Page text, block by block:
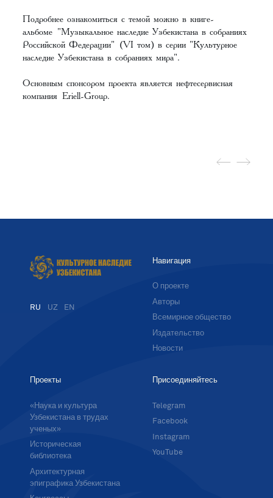
Подробнее ознакомиться с темой можно в книге-
альбоме "Музыкальное наследие Узбекистана в собраниях
Российской Федерации" (VI том) в серии "Культурное
наследие Узбекистана в собраниях мира".
Основным спонсором проекта является нефтесервисная
компания Eriell-Group.
RU UZ EN
Навигация
О проекте
Авторы
Всемирное общество
Издательство
Новости
Проекты
«Наука и культура
Узбекистана в трудах
ученых»
Историческая
библиотека
Архитектурная
эпиграфика Узбекистана
Присоединяйтесь
Telegram
Facebook
Instagram
YouTube